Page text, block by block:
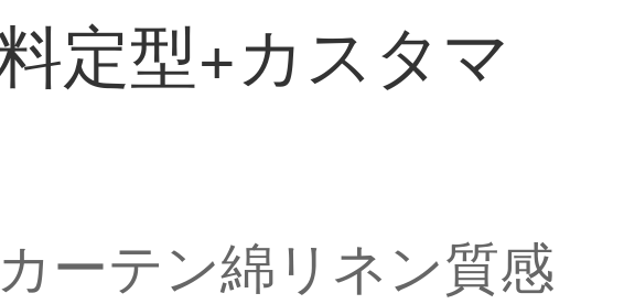
定型+カスタマ
ーテン綿リネン質感